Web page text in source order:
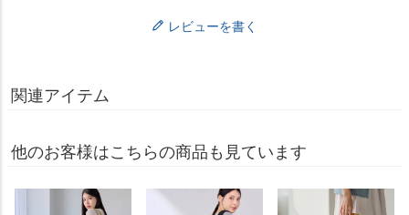
レビューを書く
関連アイテム
他のお客様はこちらの商品も見ています